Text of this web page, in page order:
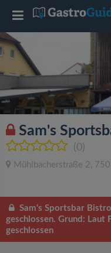
Sam's
(0)
Mühlbacherstraße 2,
Sam's Sportsbar
geschlossen. Grund: Laut
geschlossen
T
g
g
l
e
a